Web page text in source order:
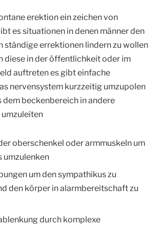
erektion ein zeichen von
es situationen in denen männer den
ständige errektionen lindern zu wollen
diese in der öffentlichkeit oder im
auftreten es gibt einfache
nervensystem kurzzeitig umzupolen
dem beckenbereich in andere
oberschenkel oder armmuskeln um
umzulenken
um den sympathikus zu
den körper in alarmbereitschaft zu
durch komplexe